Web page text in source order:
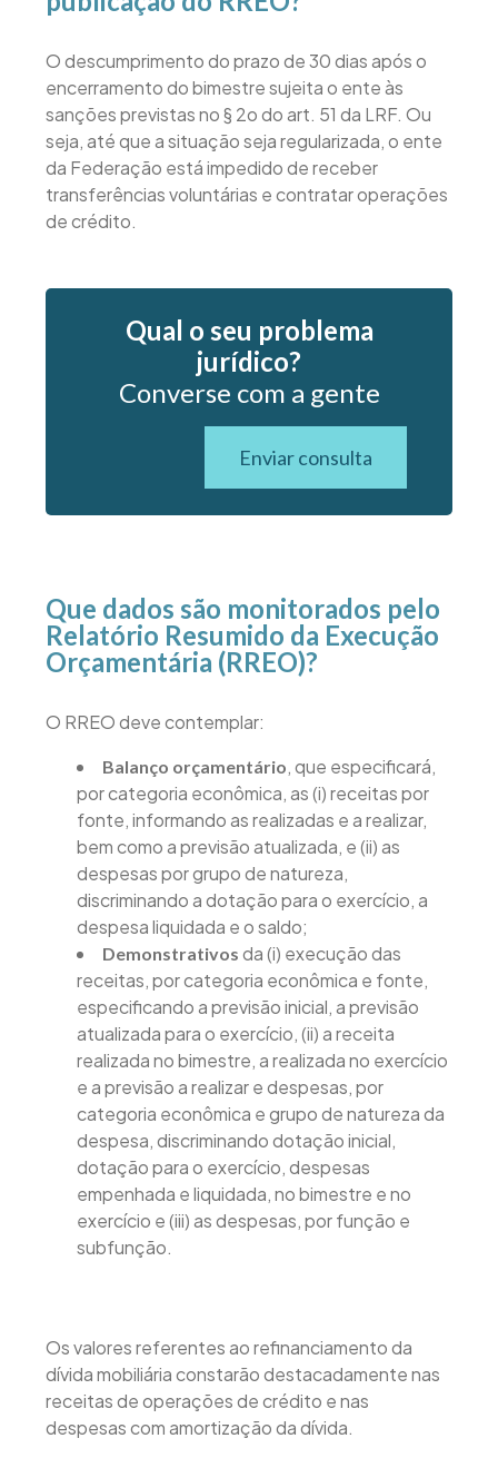
O descumprimento do prazo de 30 dias após o
encerramento do bimestre sujeita o ente às
sanções previstas no § 2o do art. 51 da LRF. Ou
seja, até que a situação seja regularizada, o ente
da Federação está impedido de receber
transferências voluntárias e contratar operações
de crédito.
Qual o seu problema
jurídico?
Converse com a gente
Enviar consulta
Que dados são monitorados pelo
Relatório Resumido da Execução
Orçamentária (RREO)?
O RREO deve contemplar:
Balanço orçamentário, que especificará,
por categoria econômica, as (i) receitas por
fonte, informando as realizadas e a realizar,
bem como a previsão atualizada, e (ii) as
despesas por grupo de natureza,
discriminando a dotação para o exercício, a
despesa liquidada e o saldo;
Demonstrativos da (i) execução das
receitas, por categoria econômica e fonte,
especificando a previsão inicial, a previsão
atualizada para o exercício, (ii) a receita
realizada no bimestre, a realizada no exercício
e a previsão a realizar e despesas, por
categoria econômica e grupo de natureza da
despesa, discriminando dotação inicial,
dotação para o exercício, despesas
empenhada e liquidada, no bimestre e no
exercício e (iii) as despesas, por função e
subfunção.
Os valores referentes ao refinanciamento da
dívida mobiliária constarão destacadamente nas
receitas de operações de crédito e nas
despesas com amortização da dívida.